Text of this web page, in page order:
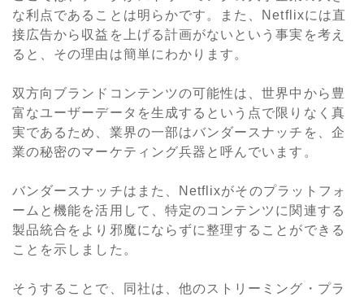
な利点であることは明らかです。また、Netflixには直
接広告から収益を上げる計画がないという事実を考え
ると、その理由は簡単にわかります。
双方向ブランドコンテンツの可能性は、世界中から豊
富なユーザーデータを生成するという点で限りなく真
実であるため、業界の一部はバンダースナッチを、企
業の秘密のマーケティング兵器と呼んでいます。
バンダースナッチはまた、Netflixがそのプラットフォ
ームと機能を活用して、特定のコンテンツに関連する
製品統合をより邪魔にならずに整理することができる
ことを示しました。
そうすることで、同社は、他のストリーミング・プラ